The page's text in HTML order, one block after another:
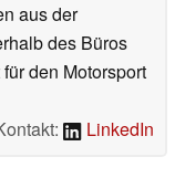
aus der
des Büros
den Motorsport
LinkedIn